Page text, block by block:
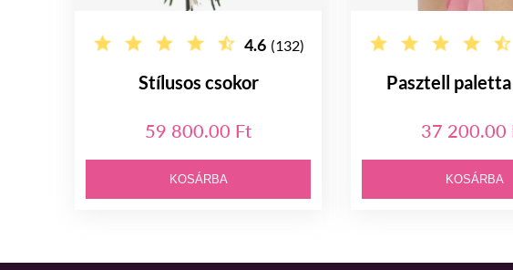
4.6 (132)
Stílusos csokor
59 800.00 Ft
KOSÁRBA
Pasztell
37 200.00
KOSÁRBA